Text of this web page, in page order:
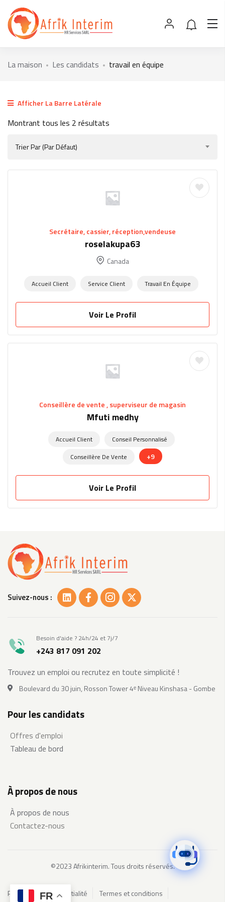
La maison Les candidats travail en équipe
Afficher La Barre Latérale
Montrant tous les 2 résultats
Trier Par (par Défaut)
Secrétaire, cassier, réception,vendeuse
roselakupa63
Canada
Accueil Client Service Client Travail En Équipe
Voir Le Profil
Conseillère de vente , superviseur de magasin
Mfuti medhy
Accueil Client
Conseil Personnalisé
Conseillère De Vente
+9
Voir Le Profil
Suivez-nous :
Besoin d'aide ? 24h/24 et 7j/7
+243 817 091 202
Trouvez un emploi ou recrutez en toute simplicité !
Boulevard du 30 juin, Rosson Tower 4ᵉ Niveau Kinshasa - Gombe
Pour les candidats
Offres d'emploi
Tableau de bord
À propos de nous
À propos de nous
Contactez-nous
©2023 Afrikinterim. Tous droits réservés.
Politique de confidentialité
Termes et conditions
FR